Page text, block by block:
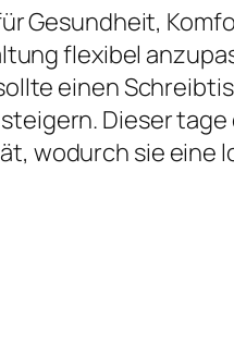
Gesundheit,
flexibel
einen
Dieser
wodurch sie eine